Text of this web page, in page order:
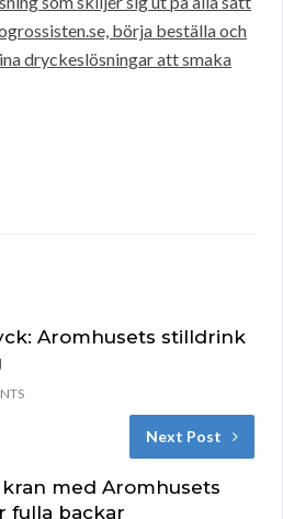
börja beställa och
dryckeslösningar att smaka
Aromhusets stilldrink
Next Post
med Aromhusets
fulla backar